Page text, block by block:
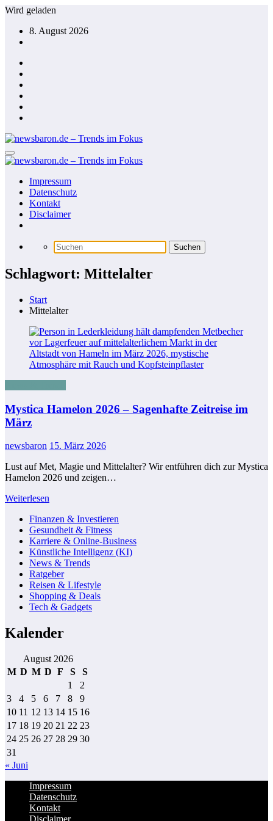
Zum
springen
Wird geladen
8. August 2026
Impressum
Datenschutz
Kontakt
Disclaimer
Schlagwort: Mittelalter
Start
Mittelalter
Mystica Hamelon 2026 – Sagenhafte Zeitreise im
März
newsbaron 15. März 2026
Lust auf Met, Magie und Mittelalter? Wir entführen dich zur Mystica
Hamelon 2026 und zeigen…
Weiterlesen
Finanzen & Investieren
Gesundheit & Fitness
Karriere & Online-Business
Künstliche Intelligenz (KI)
News & Trends
Ratgeber
Reisen & Lifestyle
Shopping & Deals
Tech & Gadgets
Kalender
August 2026
M D M D F S
S
1
2
3
4 5 6 7 8
9
10 11 12 13 14 15 16
17 18 19 20 21 22 23
24 25 26 27 28 29 30
31
« Juni
Impressum
Datenschutz
Kontakt
Disclaimer